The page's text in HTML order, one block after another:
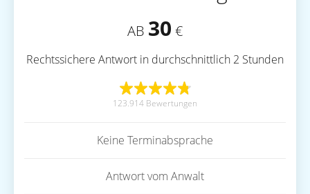
AB 30 €
Rechtssichere Antwort in durchschnittlich 2 Stunden
123.914 Bewertungen
Keine Terminabsprache
Antwort vom Anwalt